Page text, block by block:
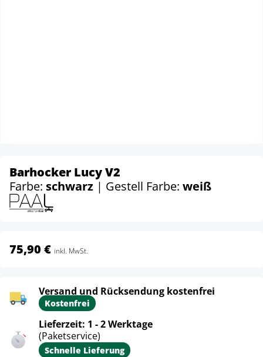
Barhocker Lucy V2
Farbe: schwarz | Gestell Farbe: weiß
75,90 € inkl. MwSt.
Versand und Rücksendung kostenfrei
Kostenfrei
Lieferzeit: 1 - 2 Werktage
(Paketservice)
Schnelle Lieferung